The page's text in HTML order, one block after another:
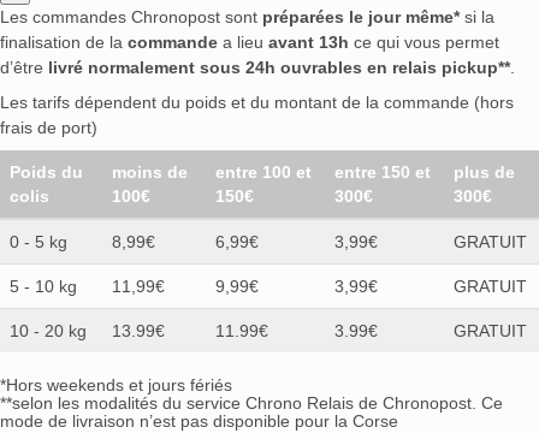
Les commandes Chronopost sont préparées le jour même*si la
finalisation de la commande a lieu avant 13h ce qui vous permet
d’être livré normalement sous 24h ouvrables en relais pickup**.
Les tarifs dépendent du poids et du montant de la commande (hors
frais de port)
Poids du
colis
moins de
100€
entre 100 et
150€
entre 150 et
300€
plus de
300€
0 - 5 kg 8,99€ 6,99€ 3,99€ GRATUIT
5 - 10 kg 11,99€ 9,99€ 3,99€ GRATUIT
10 - 20 kg 13.99€ 11.99€ 3.99€ GRATUIT
*Hors weekends et jours fériés
**selon les modalités du service Chrono Relais de Chronopost. Ce
mode de livraison n’est pas disponible pour la Corse